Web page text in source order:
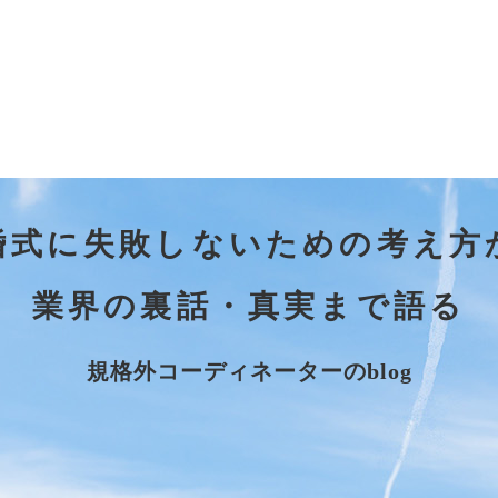
式に失敗しないための考え方
業界の裏話・真実まで語る
規格外コーディネーターのblog